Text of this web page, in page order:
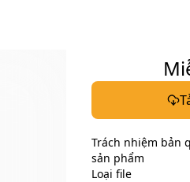
Trách nhiệm bản
sản phẩm
Loại file